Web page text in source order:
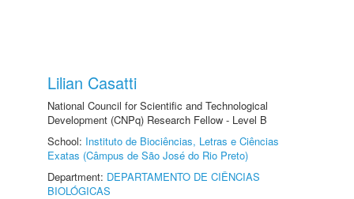
Lilian Casatti
National Council for Scientific and Technological
Development (CNPq) Research Fellow - Level B
School: Instituto de Biociências, Letras e Ciências
Exatas (Câmpus de São José do Rio Preto)
Department: DEPARTAMENTO DE CIÊNCIAS
BIOLÓGICAS